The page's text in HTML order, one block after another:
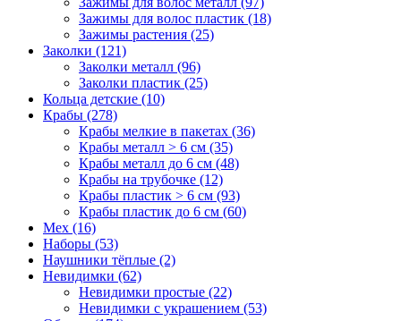
Зажимы для волос пластик (18)
Зажимы растения (25)
Заколки (121)
Заколки металл (96)
Заколки пластик (25)
Кольца детские (10)
Крабы (278)
Крабы мелкие в пакетах (36)
Крабы металл > 6 см (35)
Крабы металл до 6 см (48)
Крабы на трубочке (12)
Крабы пластик > 6 см (93)
Крабы пластик до 6 см (60)
Мех (16)
Наборы (53)
Наушники тёплые (2)
Невидимки (62)
Невидимки простые (22)
Невидимки с украшением (53)